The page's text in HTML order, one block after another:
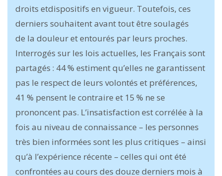
droits etdispositifs en vigueur. Toutefois, ces
derniers souhaitent avant tout être soulagés
de la douleur et entourés par leurs proches.
Interrogés sur les lois actuelles, les Français sont
partagés : 44 % estiment qu’elles ne garantissent
pas le respect de leurs volontés et préférences,
41 % pensent le contraire et 15 % ne se
prononcent pas. L’insatisfaction est corrélée à la
fois au niveau de connaissance – les personnes
très bien informées sont les plus critiques – ainsi
qu’à l’expérience récente – celles qui ont été
confrontées au cours des douze derniers mois à